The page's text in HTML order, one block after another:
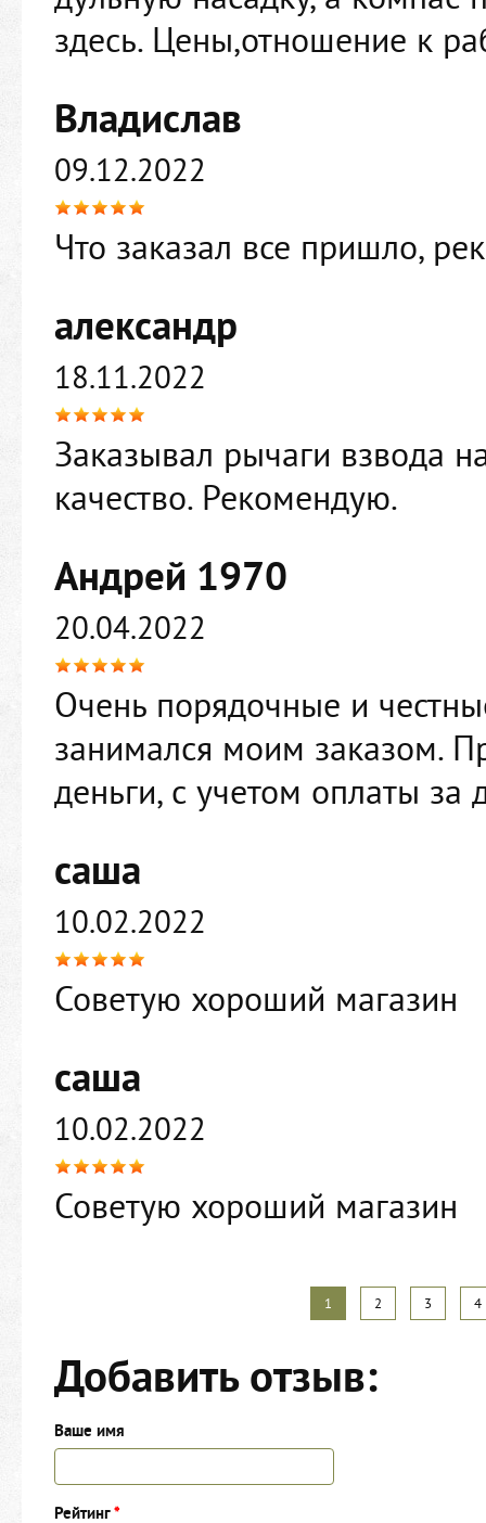
здесь. Цены,отношение к
Владислав
09.12.2022
Что заказал все пришло,
александр
18.11.2022
Заказывал рычаги взвода
качество. Рекомендую.
Андрей 1970
20.04.2022
Очень порядочные и
занимался моим заказом.
деньги, с учетом оплаты за
саша
10.02.2022
Советую хороший магазин
саша
10.02.2022
Советую хороший магазин
1 2 3 4
Добавить отзыв:
Ваше имя
Рейтинг*